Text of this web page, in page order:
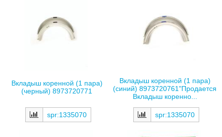
Вкладыш коренной (1 пара)
(черный) 8973720771
spr:1335070
Вкладыш коренной (1 пара)
(синий) 8973720761"Продается
Вкладыш коренно...
spr:1335070